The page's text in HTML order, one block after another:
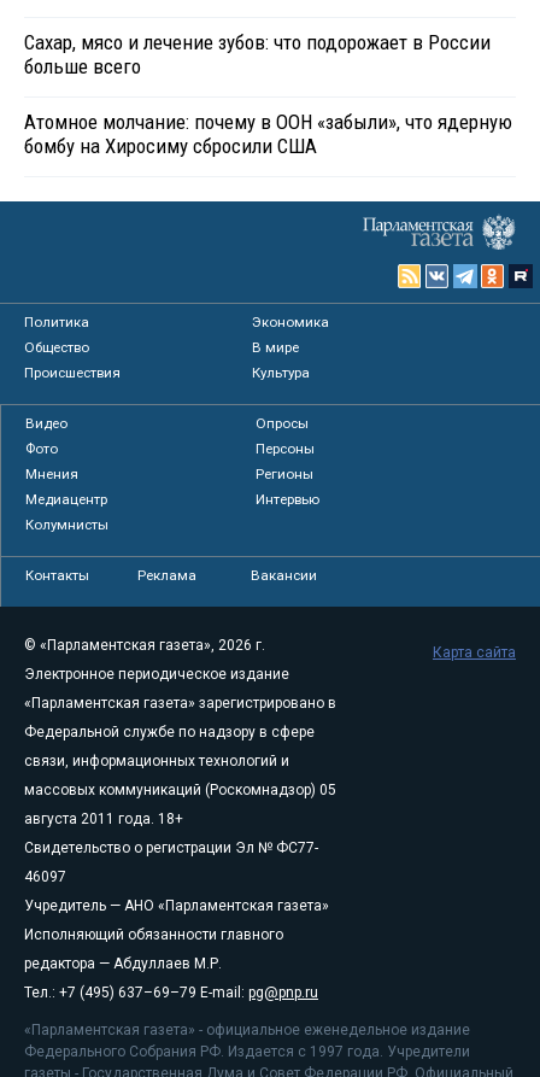
Сахар, мясо и лечение зубов: что подорожает в России
больше всего
Атомное молчание: почему в ООН «забыли», что ядерную
бомбу на Хиросиму сбросили США
Политика
Экономика
Общество
В мире
Происшествия
Культура
Видео
Опросы
Фото
Персоны
Мнения
Регионы
Медиацентр
Интервью
Колумнисты
Контакты Реклама Вакансии
© «Парламентская газета», 2026 г.
Электронное периодическое издание
«Парламентская газета» зарегистрировано в
Федеральной службе по надзору в сфере
связи, информационных технологий и
массовых коммуникаций (Роскомнадзор) 05
августа 2011 года. 18+
Свидетельство о регистрации Эл № ФС77-
46097
Учредитель — АНО «Парламентская газета»
Исполняющий обязанности главного
редактора — Абдуллаев М.Р.
Тел.: +7 (495) 637–69–79 E-mail: pg@pnp.ru
«Парламентская газета» - официальное еженедельное издание
Федерального Собрания РФ. Издается с 1997 года. Учредители
газеты - Государственная Дума и Совет Федерации РФ. Официальный
Карта сайта